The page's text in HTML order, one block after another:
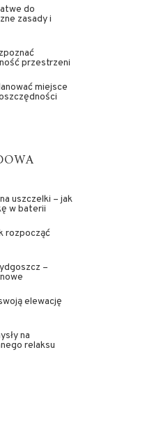
do
zasady i
przestrzeni
miejsce
uszczelki – jak
w baterii
rozpocząć
–
elewację
na
relaksu